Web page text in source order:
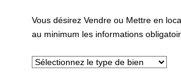
Vous désirez Vendre ou Mettre en
au minimum les informations